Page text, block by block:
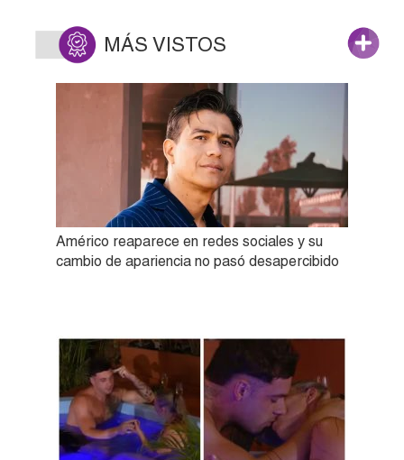
MÁS VISTOS
Américo reaparece en redes sociales y su
cambio de apariencia no pasó desapercibido